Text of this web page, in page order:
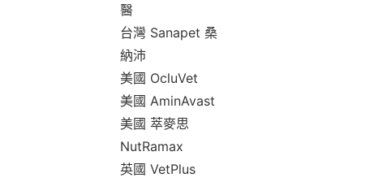
醫
台灣 Sanapet 桑
納沛
美國 OcluVet
美國 AminAvast
美國 萃麥思
NutRamax
英國 VetPlus